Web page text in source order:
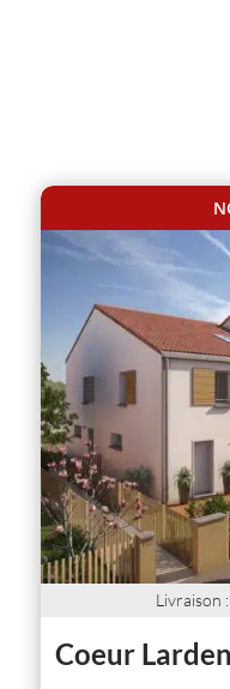
Livraison :
Coeur